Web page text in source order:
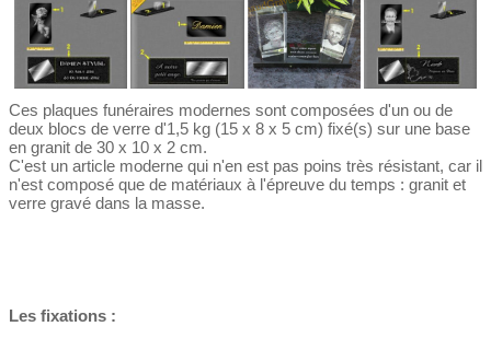
Ces plaques funéraires modernes sont composées d'un ou de
deux blocs de verre d'1,5 kg (15 x 8 x 5 cm) fixé(s) sur une base
en granit de 30 x 10 x 2 cm.
C'est un article moderne qui n'en est pas poins très résistant, car il
n'est composé que de matériaux à l'épreuve du temps : granit et
verre gravé dans la masse.
Les fixations :